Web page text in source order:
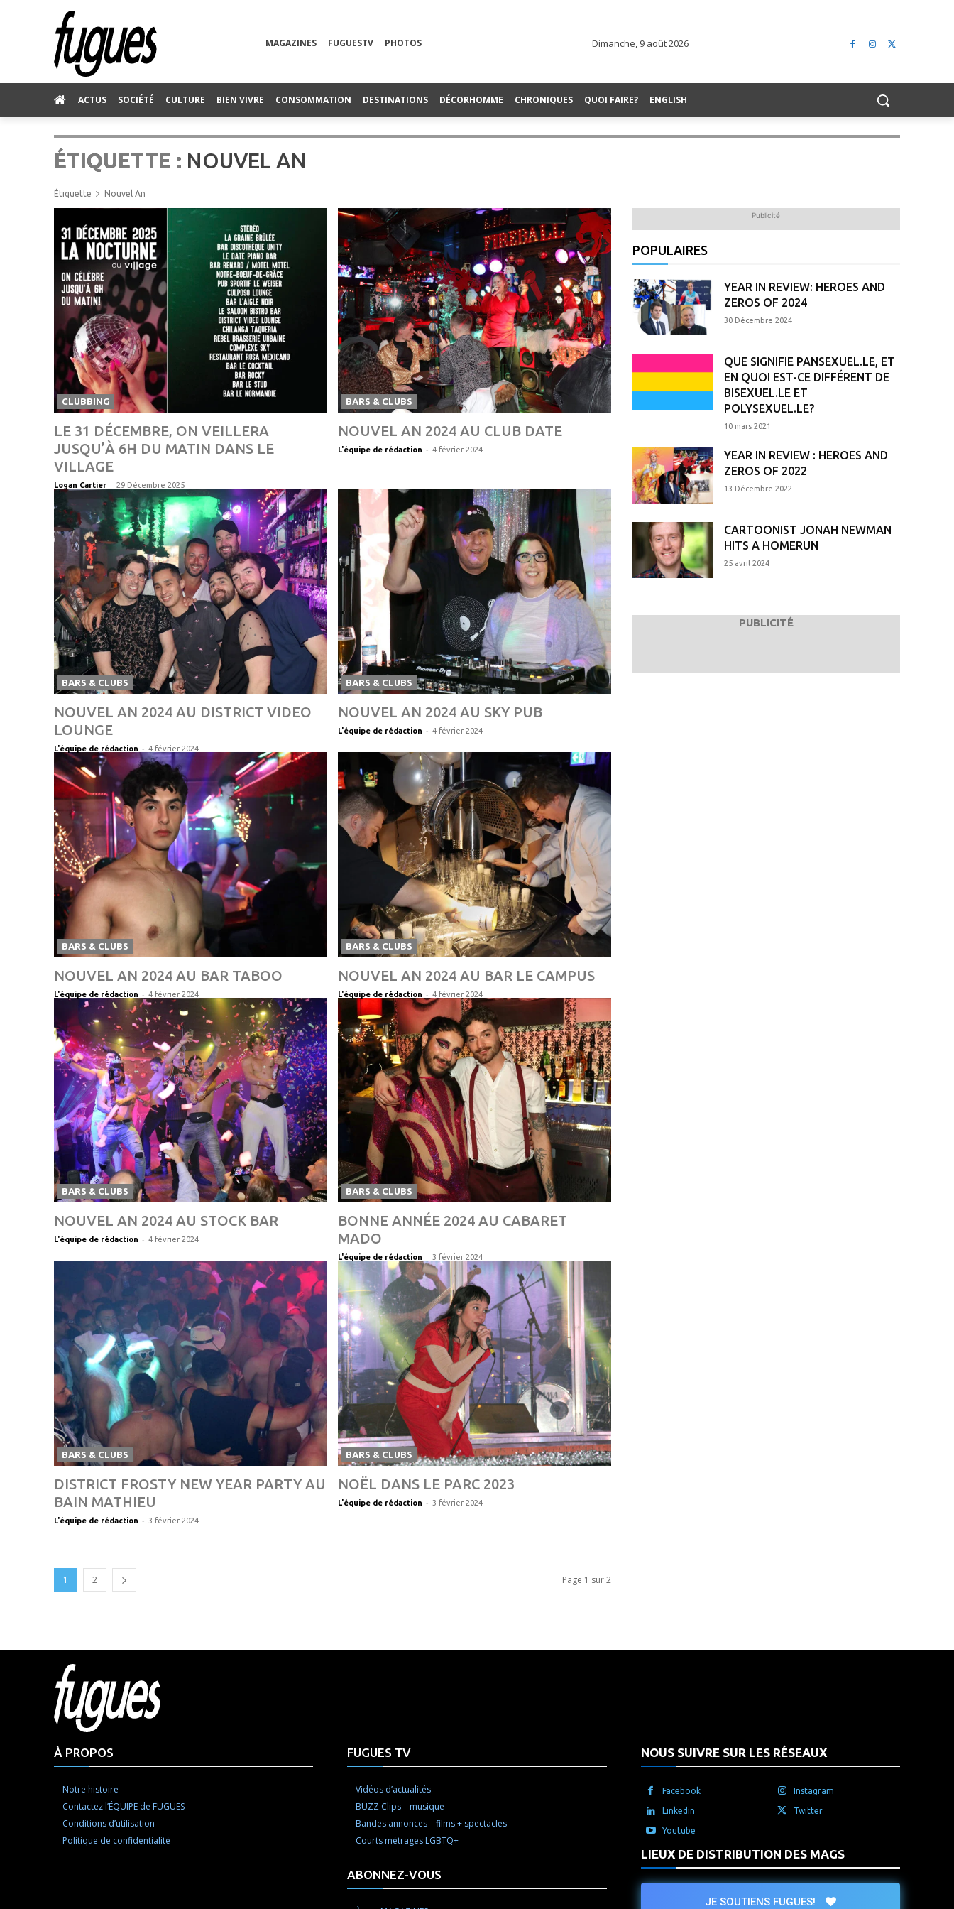
MAGAZINES FUGUESTV PHOTOS Dimanche, 9 août 2026
ACTUS SOCIÉTÉ CULTURE BIEN VIVRE CONSOMMATION DESTINATIONS DÉCORHOMME CHRONIQUES QUOI FAIRE? ENGLISH
ÉTIQUETTE : NOUVEL AN
Étiquette Nouvel An
CLUBBING
LE 31 DÉCEMBRE, ON VEILLERA
JUSQU’À 6H DU MATIN DANS LE
VILLAGE
Logan Cartier - 29 Décembre 2025
BARS & CLUBS
NOUVEL AN 2024 AU CLUB DATE
L'équipe de rédaction - 4 février 2024
BARS & CLUBS
NOUVEL AN 2024 AU DISTRICT VIDEO
LOUNGE
L'équipe de rédaction - 4 février 2024
BARS & CLUBS
NOUVEL AN 2024 AU SKY PUB
L'équipe de rédaction - 4 février 2024
BARS & CLUBS
NOUVEL AN 2024 AU BAR TABOO
L'équipe de rédaction - 4 février 2024
BARS & CLUBS
NOUVEL AN 2024 AU BAR LE CAMPUS
L'équipe de rédaction - 4 février 2024
BARS & CLUBS
NOUVEL AN 2024 AU STOCK BAR
L'équipe de rédaction - 4 février 2024
BARS & CLUBS
BONNE ANNÉE 2024 AU CABARET
MADO
L'équipe de rédaction - 3 février 2024
BARS & CLUBS
DISTRICT FROSTY NEW YEAR PARTY AU
BAIN MATHIEU
L'équipe de rédaction - 3 février 2024
BARS & CLUBS
NOËL DANS LE PARC 2023
L'équipe de rédaction - 3 février 2024
1 2 Page 1 sur 2
Publicité
POPULAIRES
YEAR IN REVIEW: HEROES AND
ZEROS OF 2024
30 Décembre 2024
QUE SIGNIFIE PANSEXUEL.LE, ET
EN QUOI EST-CE DIFFÉRENT DE
BISEXUEL.LE ET
POLYSEXUEL.LE?
10 mars 2021
YEAR IN REVIEW : HEROES AND
ZEROS OF 2022
13 Décembre 2022
CARTOONIST JONAH NEWMAN
HITS A HOMERUN
25 avril 2024
PUBLICITÉ
À PROPOS
Notre histoire
Contactez l’ÉQUIPE de FUGUES
Conditions d’utilisation
Politique de confidentialité
FUGUES TV
Vidéos d’actualités
BUZZ Clips – musique
Bandes annonces – films + spectacles
Courts métrages LGBTQ+
ABONNEZ-VOUS
NOUS SUIVRE SUR LES RÉSEAUX
Facebook Instagram
Linkedin Twitter
Youtube
LIEUX DE DISTRIBUTION DES MAGS
JE SOUTIENS FUGUES!